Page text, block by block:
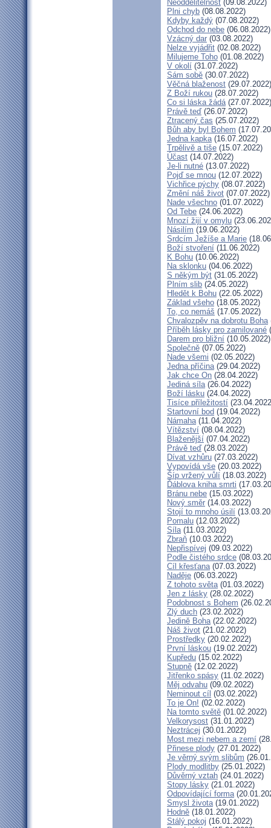
Neoddělitelnost (09.08.2022)
Plni chyb (08.08.2022)
Kdyby každý (07.08.2022)
Odchod do nebe (06.08.2022)
Vzácný dar (03.08.2022)
Nelze vyjádřit (02.08.2022)
Milujeme Toho (01.08.2022)
V okolí (31.07.2022)
Sám sobě (30.07.2022)
Věčná blaženost (29.07.2022)
Z Boží rukou (28.07.2022)
Co si láska žádá(27.07.2022)
Právě teď (26.07.2022)
Ztracený čas (25.07.2022)
Bůh aby byl Bohem
Jedna kapka(16.07.2022)
Trpělivě a tiše (15.07.2022)
Účast (14.07.2022)
Je-li nutné (13.07.2022)
Pojď se mnou (12.07.2022)
Vichřice pýchy (08.07.2022)
Změní náš život (07.07.2022)
Nade všechno (01.07.2022)
Od Tebe (24.06.2022)
Mnozí žijí v omylu
Násilím (19.06.2022)
Srdcím Ježíše a Marie
Boží stvoření (11.06.2022)
K Bohu (10.06.2022)
Na sklonku (04.06.2022)
S někým být (31.05.2022)
Plním slib (24.05.2022)
Hledět k Bohu (22.05.2022)
Základ všeho (18.05.2022)
To, co nemáš (17.05.2022)
Chvalozpěv na dobrotu Boha
Příběh lásky pro zamilované
Darem pro bližní (10.05.2022)
Společně (07.05.2022)
Nade všemi (02.05.2022)
Jedna příčina(29.04.2022)
Jak chce On (28.04.2022)
Jediná síla(26.04.2022)
Boží lásku (24.04.2022)
Tisíce příležitostí
Startovní bod (19.04.2022)
Námaha(11.04.2022)
Vítězství (08.04.2022)
Blaženější (07.04.2022)
Právě teď (28.03.2022)
Dívat vzhůru (27.03.2022)
Vypovídá vše (20.03.2022)
Šíp vržený vůlí (18.03.2022)
Ďáblova kniha smrti
Bránu nebe (15.03.2022)
Nový směr (14.03.2022)
Stojí to mnoho úsilí
Pomalu (12.03.2022)
Síla(11.03.2022)
Zbraň (10.03.2022)
Nepřispívej (09.03.2022)
Podle čistého srdce
Cíl křesťana(07.03.2022)
Naděje (06.03.2022)
Z tohoto světa(01.03.2022)
Jen z lásky (28.02.2022)
Podobnost s Bohem
Zlý duch (23.02.2022)
Jedině Boha(22.02.2022)
Náš život (21.02.2022)
Prostředky (20.02.2022)
První láskou (19.02.2022)
Kupředu (15.02.2022)
Stupně (12.02.2022)
Jitřenko spásy (11.02.2022)
Měj odvahu (09.02.2022)
Neminout cíl (03.02.2022)
To je On! (02.02.2022)
Na tomto světě (01.02.2022)
Velkorysost (31.01.2022)
Neztrácej (30.01.2022)
Most mezi nebem a zemí
Přinese plody (27.01.2022)
Je věrný svým slibům
Plody modlitby (25.01.2022)
Důvěrný vztah (24.01.2022)
Stopy lásky (21.01.2022)
Odpovídající forma
Smysl života(19.01.2022)
Hodně (18.01.2022)
Stálý pokoj (16.01.2022)